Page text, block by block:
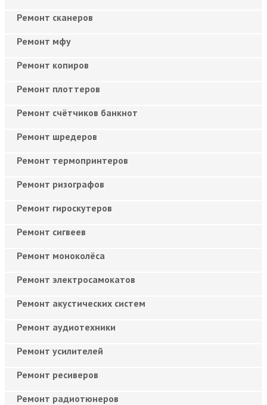
Ремонт сканеров
Ремонт мфу
Ремонт копиров
Ремонт плоттеров
Ремонт счётчиков банкнот
Ремонт шредеров
Ремонт термопринтеров
Ремонт ризографов
Ремонт гироскутеров
Ремонт сигвеев
Ремонт моноколёса
Ремонт электросамокатов
Ремонт акустических систем
Ремонт аудиотехники
Ремонт усилителей
Ремонт ресиверов
Ремонт радиотюнеров